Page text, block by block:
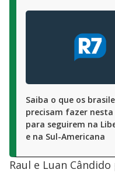
Saiba o que os
precisam fazer
para seguirem na
e na Sul-Americana
Raul e Luan